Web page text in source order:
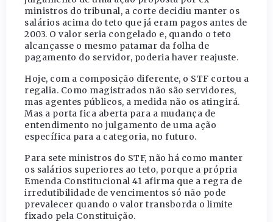
ministros do tribunal, a corte decidiu manter os
salários acima do teto que já eram pagos antes de
2003. O valor seria congelado e, quando o teto
alcançasse o mesmo patamar da folha de
pagamento do servidor, poderia haver reajuste.
Hoje, com a composição diferente, o STF cortou a
regalia. Como magistrados não são servidores,
mas agentes públicos, a medida não os atingirá.
Mas a porta fica aberta para a mudança de
entendimento no julgamento de uma ação
específica para a categoria, no futuro.
Para sete ministros do STF, não há como manter
os salários superiores ao teto, porque a própria
Emenda Constitucional 41 afirma que a regra de
irredutibilidade de vencimentos só não pode
prevalecer quando o valor transborda o limite
fixado pela Constituição.